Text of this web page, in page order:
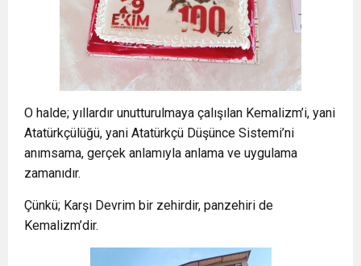
O halde; yıllardır unutturulmaya çalışılan Kemalizm’i, yani
Atatürkçülüğü, yani Atatürkçü Düşünce Sistemi’ni
anımsama, gerçek anlamıyla anlama ve uygulama
zamanıdır.
Çünkü; Karşı Devrim bir zehirdir, panzehiri de
Kemalizm’dir.